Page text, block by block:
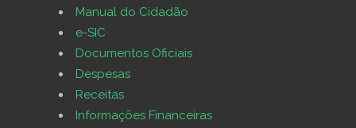
Manual do Cidadão
e-SIC
Documentos Oficiais
Despesas
Receitas
Informações Financeiras